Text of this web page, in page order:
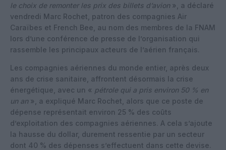
le choix de remonter les prix des billets d’avion », a déclaré
vendredi Marc Rochet, patron des compagnies Air
Caraïbes et French Bee, au nom des membres de la FNAM
lors d’une conférence de presse de l’organisation qui
rassemble les principaux acteurs de l’aérien français.
Les compagnies aériennes du monde entier, après deux
ans de crise sanitaire, affrontent désormais la crise
énergétique, avec un « pétrole qui a pris environ 50 % en
un an », a expliqué Marc Rochet, alors que ce poste de
dépense représentait environ 25 % des coûts
d’exploitation des compagnies aériennes. A cela s’ajoute
la hausse du dollar, durement ressentie par un secteur
dont 40 % des dépenses s’effectuent dans cette devise.